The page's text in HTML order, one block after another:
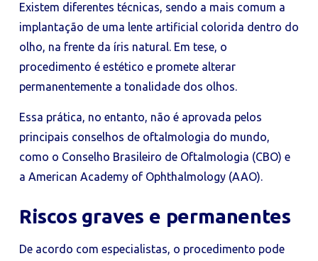
Existem diferentes técnicas, sendo a mais comum a
implantação de uma lente artificial colorida dentro do
olho, na frente da íris natural. Em tese, o
procedimento é estético e promete alterar
permanentemente a tonalidade dos olhos.
Essa prática, no entanto, não é aprovada pelos
principais conselhos de oftalmologia do mundo,
como o Conselho Brasileiro de Oftalmologia (CBO) e
a American Academy of Ophthalmology (AAO).
Riscos graves e permanentes
De acordo com especialistas, o procedimento pode